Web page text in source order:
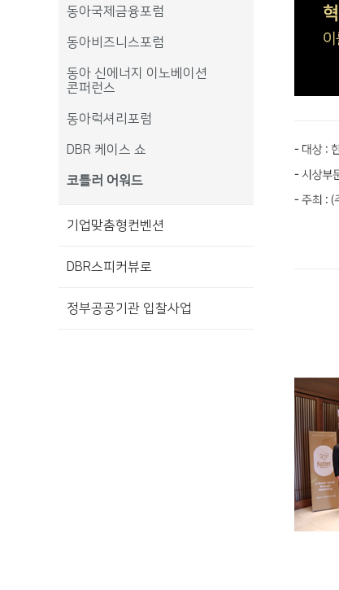
동아국제금융포럼
동아비즈니스포럼
동아 신에너지 이노베이션
콘퍼런스
동아럭셔리포럼
DBR 케이스 쇼
코틀러 어워드
기업맞춤형컨벤션
DBR스피커뷰로
정부공공기관 입찰사업